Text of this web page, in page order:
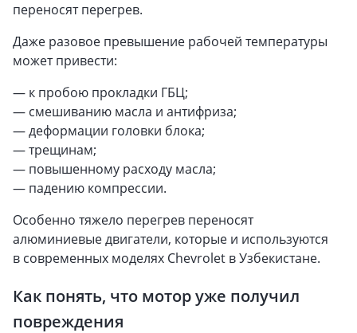
переносят перегрев.
Даже разовое превышение рабочей температуры
может привести:
— к пробою прокладки ГБЦ;
— смешиванию масла и антифриза;
— деформации головки блока;
— трещинам;
— повышенному расходу масла;
— падению компрессии.
Особенно тяжело перегрев переносят
алюминиевые двигатели, которые и используются
в современных моделях Chevrolet в Узбекистане.
Как понять, что мотор уже получил
повреждения